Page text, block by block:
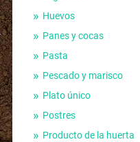
Huevos
Panes y cocas
Pasta
Pescado y marisco
Plato único
Postres
Producto de la huerta